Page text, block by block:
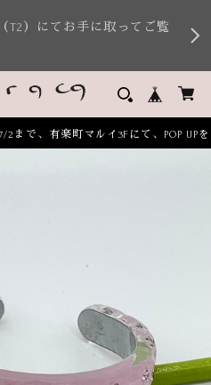
T2）にてお手に取ってご覧
まで、有楽町マルイ3Fにて、POP UP